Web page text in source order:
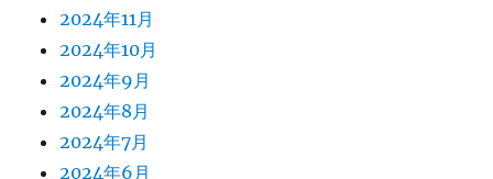
2024年11月
2024年10月
2024年9月
2024年8月
2024年7月
2024年6月